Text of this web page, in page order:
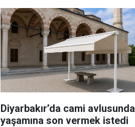
Diyarbakır’da cami avlusunda
yaşamına son vermek istedi